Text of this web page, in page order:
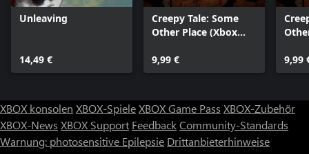
Unleaving
14,49 €
Creepy Tale: Some
Other Place (Xbox
9,99 €
9,99
XBOX konsolen XBOX-SpieleXBOX Game Pass XBOX-Zubehör
XBOX-News XBOX Support FeedbackCommunity-Standards
Warnung: photosensitive Epilepsie Drittanbieterhinweise